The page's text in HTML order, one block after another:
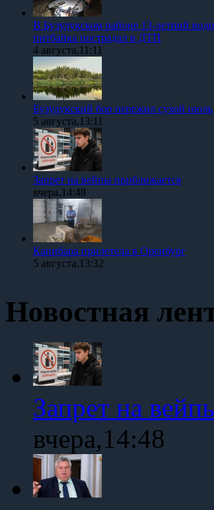
В Бузулукском районе 13-летний
питбайка пострадал в ДТП
4 августа,11:11
Бузулукский бор пережил сухой июль
5 августа,13:11
Запрет на вейпы приближается
вчера,14:48
Капибара прилетела в Оренбург
5 августа,13:32
Новостная
Запрет на
вчера,14:48